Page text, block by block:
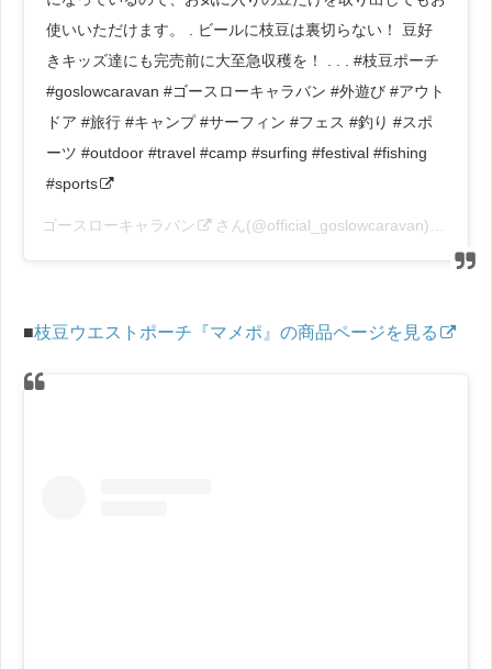
使いいただけます。 . ビールに枝豆は裏切らない！ 豆好
きキッズ達にも完売前に大至急収穫を！ . . . #枝豆ポーチ
#goslowcaravan #ゴースローキャラバン #外遊び #アウト
ドア #旅行 #キャンプ #サーフィン #フェス #釣り #スポ
ーツ #outdoor #travel #camp #surfing #festival #fishing
#sports
ゴースローキャラバン さん(@official_goslowcaravan)がシェアした投稿 –
■枝豆ウエストポーチ『マメポ』の商品ページを見る